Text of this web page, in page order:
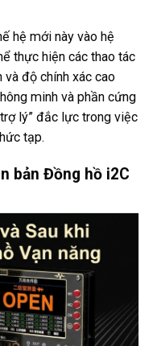
hệ mới này vào hệ
thực hiện các thao tác
độ chính xác cao
minh và phần cứng
lý” đắc lực trong việc
tạp.
bản Đồng hồ i2C